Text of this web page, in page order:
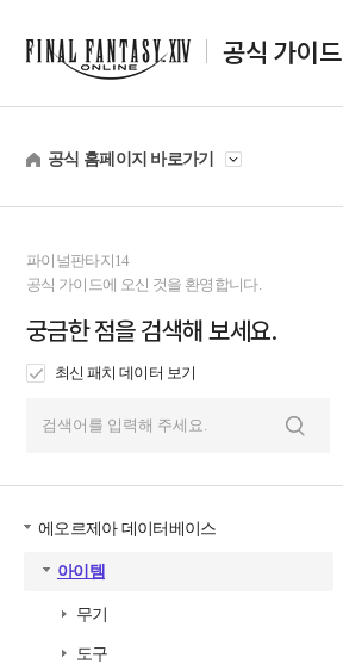
공식 가이드
공식 홈페이지 바로가기
파이널판타지14
공식 가이드에 오신 것을 환영합니다.
궁금한 점을 검색해 보세요.
최신 패치 데이터 보기
에오르제아 데이터베이스
아이템
무기
도구